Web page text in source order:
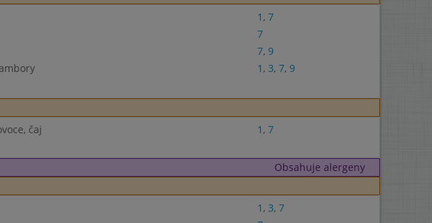
1 , 7
7
7, 9
1 , 3, 7, 9
čaj 1 , 7
Obsahuje alergeny
1 , 3, 7